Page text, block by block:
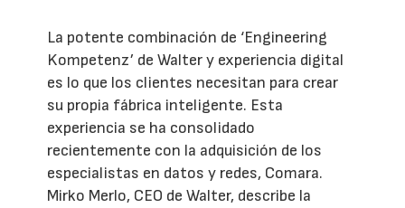
La potente combinación de ‘Engineering
Kompetenz’ de Walter y experiencia digital
es lo que los clientes necesitan para crear
su propia fábrica inteligente. Esta
experiencia se ha consolidado
recientemente con la adquisición de los
especialistas en datos y redes, Comara.
Mirko Merlo, CEO de Walter, describe la